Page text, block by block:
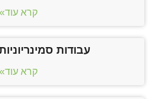
קרא עוד»
עבודות
קרא עוד»